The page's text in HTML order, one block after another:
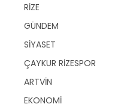
RİZE
GÜNDEM
SİYASET
ÇAYKUR RİZESPOR
ARTVİN
EKONOMİ